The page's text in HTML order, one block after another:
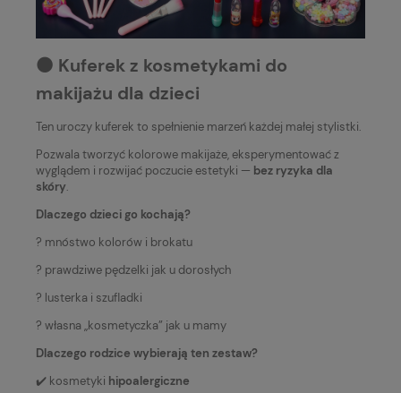
⚫️ Kuferek z kosmetykami do
makijażu dla dzieci
Ten uroczy kuferek to spełnienie marzeń każdej małej stylistki.
Pozwala tworzyć kolorowe makijaże, eksperymentować z
wyglądem i rozwijać poczucie estetyki — bez ryzyka dla
skóry.
Dlaczego dzieci go kochają?
? mnóstwo kolorów i brokatu
? prawdziwe pędzelki jak u dorosłych
? lusterka i szufladki
? własna „kosmetyczka” jak u mamy
Dlaczego rodzice wybierają ten zestaw?
✔️ kosmetyki hipoalergiczne